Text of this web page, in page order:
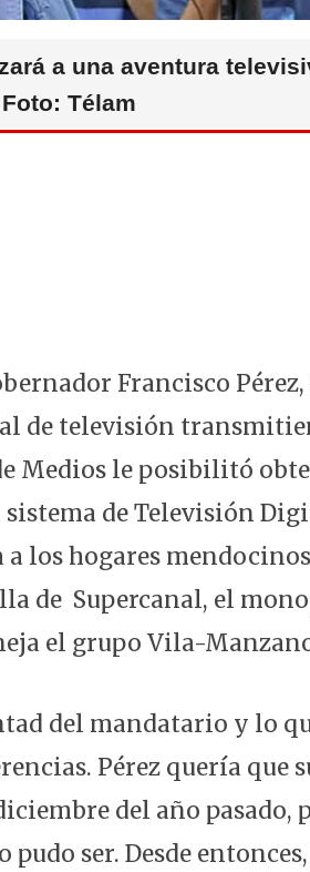
a una aventura
Foto: Télam
Francisco
de televisión
Medios le posibilitó
de Televisión
los hogares
de Supercanal, el
el grupo Vila-
del mandatario y lo
Pérez quería que
del año pasado,
ser. Desde